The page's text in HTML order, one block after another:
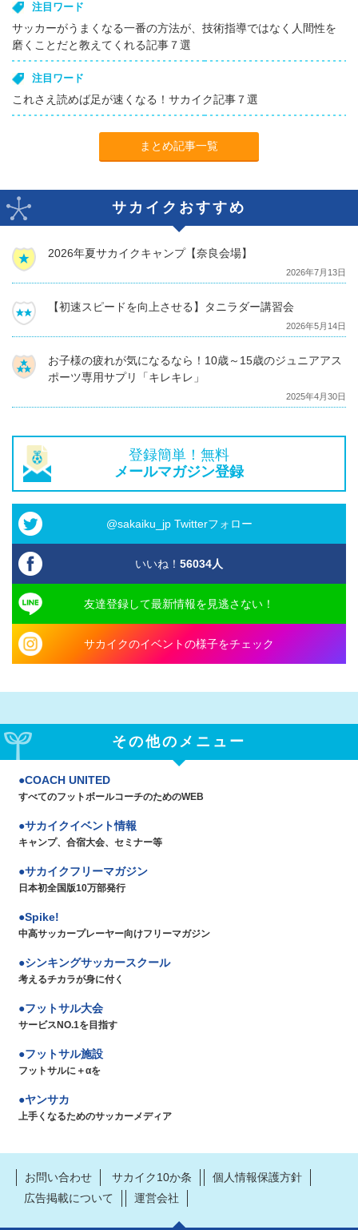
注目ワード
サッカーがうまくなる一番の方法が、技術指導ではなく人間性を
磨くことだと教えてくれる記事７選
注目ワード
これさえ読めば足が速くなる！サカイク記事７選
まとめ記事一覧
サカイクおすすめ
2026年夏サカイクキャンプ【奈良会場】
2026年7月13日
【初速スピードを向上させる】タニラダー講習会
2026年5月14日
お子様の疲れが気になるなら！10歳～15歳のジュニアアス
ポーツ専用サプリ「キレキレ」
2025年4月30日
登録簡単！無料
メールマガジン登録
@sakaiku_jp Twitterフォロー
いいね！ 56034人
友達登録して最新情報を見逃さない！
サカイクのイベントの様子をチェック
その他のメニュー
COACH UNITED
すべてのフットボールコーチのためのWEB
サカイクイベント情報
キャンプ、合宿大会、セミナー等
サカイクフリーマガジン
日本初全国版10万部発行
Spike!
中高サッカープレーヤー向けフリーマガジン
シンキングサッカースクール
考えるチカラが身に付く
フットサル大会
サービスNO.1を目指す
フットサル施設
フットサルに＋αを
ヤンサカ
上手くなるためのサッカーメディア
お問い合わせ サカイク10か条
個人情報保護方針
広告掲載について
運営会社